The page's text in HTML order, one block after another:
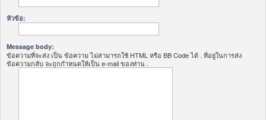
หัวข้อ:
Message body:
ข้อความที่จะส่ง เป็น ข้อความ ไม่สามารถใช้ HTML หรือ BB Code ได้ . ที่อยู่ในการส่ง
ข้อความกลับ จะถูกกำหนดให้เป็น e-mail ของท่าน .